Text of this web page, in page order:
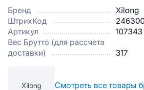
Бренд
Xilong
ШтрихКод
Артикул
107343
Вес Брутто (для рассчета
доставки)
317
Xilong Смотреть все товары